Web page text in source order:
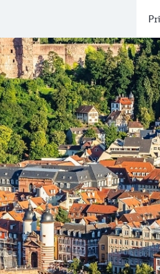
heeft het allemaal. Met een